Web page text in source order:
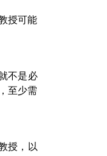
授可能
不是必
至少需
授，以